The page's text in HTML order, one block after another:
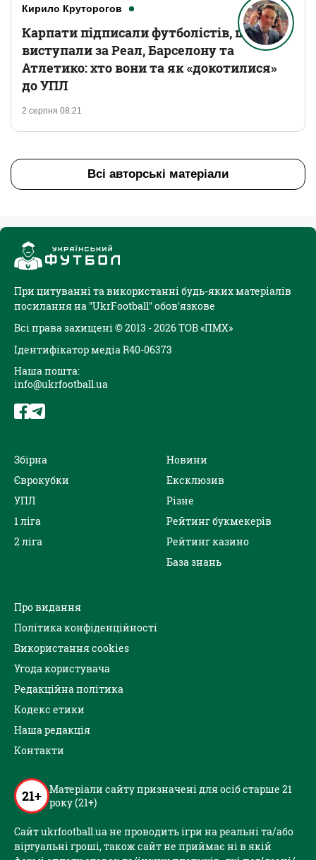
Кирило Круторогов
2 серпня 08:21
Карпати підписали футболістів, що
виступали за Реал, Барселону та
Атлетико: хто вони та як «докотилися»
до УПЛ
Всі авторські матеріали
При цитуванні та використанні будь-яких матеріалів
посилання на "UkrFootball" обов'язкове
Всі права захищені © 2013 - 2026 ТОВ «ПМХ»
Ідентифікатор медіа R40-06373
Наша пошта:
info@ukrfootball.ua
Збірна
Єврокубки
УПЛ
1 ліга
2 ліга
Новини
Ексклюзив
Різне
Рейтинг букмекерів
Рейтинг казино
База знань
Про видання
Політика конфіденційності
Використання cookies
Угода користувача
Редакційна політика
Кодекс етики
Наша редакція
Контакти
21+ Матеріали сайту призначені для осіб старше 21
року (21+)
Сайт ukrfootball.ua не проводить ігри на реальні та/або
віртуальні гроші, також сайт не приймає ні в якій